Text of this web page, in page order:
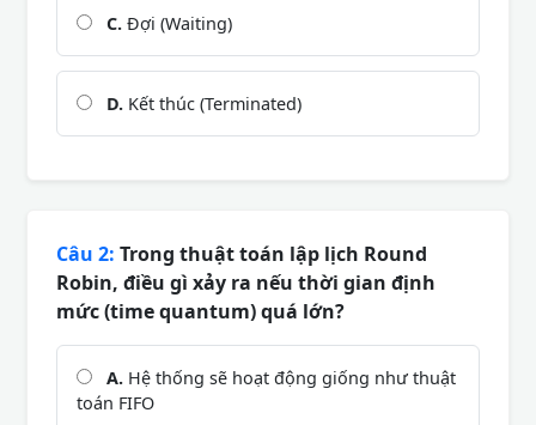
C. Đợi (Waiting)
D. Kết thúc (Terminated)
Câu 2: Trong thuật toán lập lịch Round
Robin, điều gì xảy ra nếu thời gian định
mức (time quantum) quá lớn?
A. Hệ thống sẽ hoạt động giống như thuật
toán FIFO